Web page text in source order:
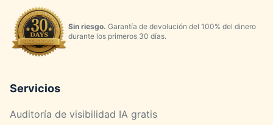
Sin riesgo. Garantía de devolución del 100% del dinero
durante los primeros 30 días.
Servicios
Auditoría de visibilidad IA gratis